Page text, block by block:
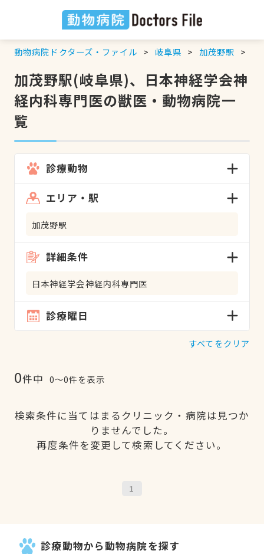
動物病院ドクターズ・ファイル 岐阜県 加茂野駅
加茂野駅(岐阜県)、日本神経学会神
経内科専門医の獣医・動物病院一
覧
診療動物
エリア・駅
加茂野駅
詳細条件
日本神経学会神経内科専門医
診療曜日
すべてをクリア
0件中 0〜0件を表示
検索条件に当てはまるクリニック・病院は見つか
りませんでした。
再度条件を変更して検索してください。
1
診療動物から動物病院を探す